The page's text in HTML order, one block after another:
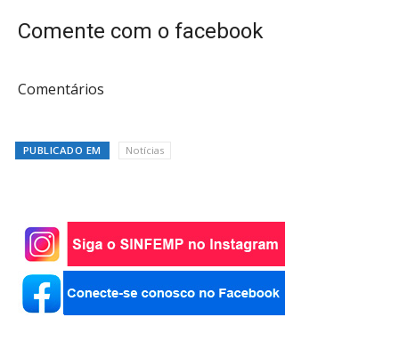
Comente com o facebook
Comentários
PUBLICADO EM Notícias